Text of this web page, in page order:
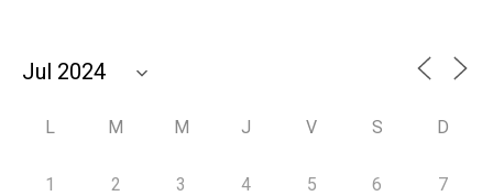
L M M J V S D
1 2 3 4 5 6 7